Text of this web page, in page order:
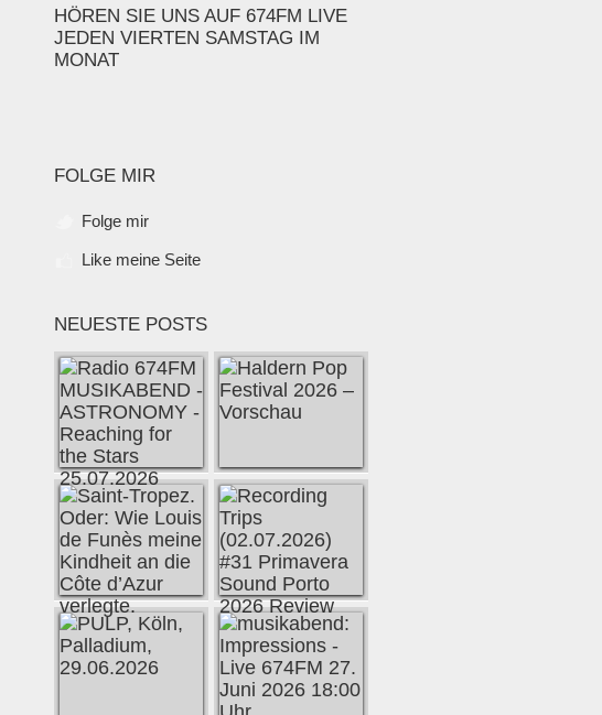
HÖREN SIE UNS AUF 674FM LIVE
JEDEN VIERTEN SAMSTAG IM
MONAT
FOLGE MIR
Folge mir
Like meine Seite
NEUESTE POSTS